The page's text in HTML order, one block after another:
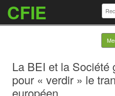
CFIE
La BEI et la Société
pour « verdir » le
européen